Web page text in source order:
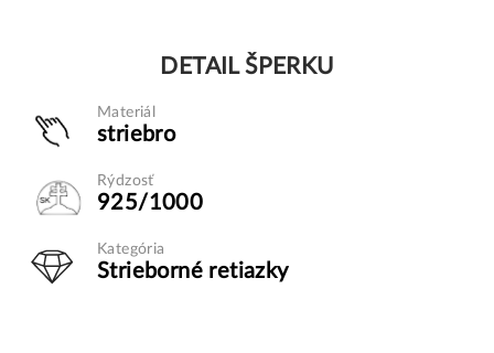
DETAIL ŠPERKU
Materiál
striebro
Rýdzosť
925/1000
Kategória
Strieborné retiazky